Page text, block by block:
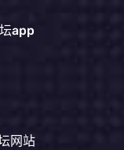
app
网站